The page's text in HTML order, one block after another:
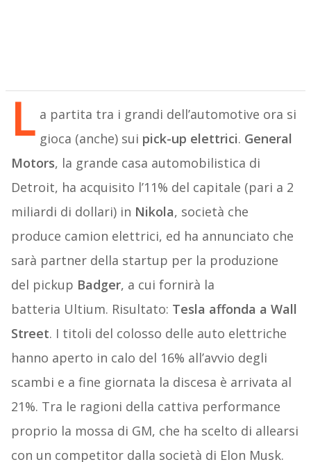
L a partita tra i grandi dell’automotive ora si
gioca (anche) sui pick-up elettrici. General
Motors, la grande casa automobilistica di
Detroit, ha acquisito l’11% del capitale (pari a 2
miliardi di dollari) in Nikola, società che
produce camion elettrici, ed ha annunciato che
sarà partner della startup per la produzione
del pickup Badger, a cui fornirà la
batteria Ultium. Risultato: Tesla affonda a Wall
Street. I titoli del colosso delle auto elettriche
hanno aperto in calo del 16% all’avvio degli
scambi e a fine giornata la discesa è arrivata al
21%. Tra le ragioni della cattiva performance
proprio la mossa di GM, che ha scelto di allearsi
con un competitor dalla società di Elon Musk.